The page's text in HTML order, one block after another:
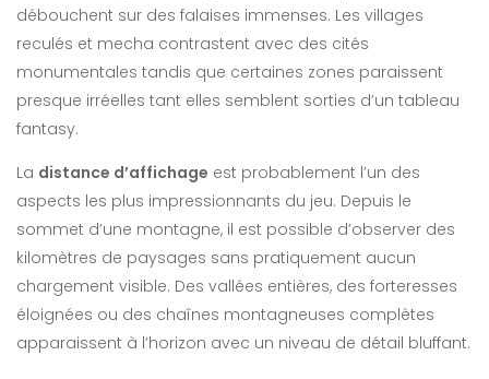
débouchent sur des falaises immenses. Les villages
reculés et mecha contrastent avec des cités
monumentales tandis que certaines zones paraissent
presque irréelles tant elles semblent sorties d’un tableau
fantasy.
La distance d’affichage est probablement l’un des
aspects les plus impressionnants du jeu. Depuis le
sommet d’une montagne, il est possible d’observer des
kilomètres de paysages sans pratiquement aucun
chargement visible. Des vallées entières, des forteresses
éloignées ou des chaînes montagneuses complètes
apparaissent à l’horizon avec un niveau de détail bluffant.